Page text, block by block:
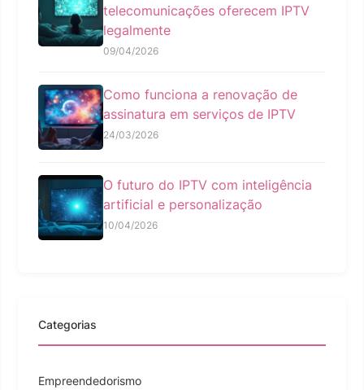
telecomunicações oferecem IPTV
legalmente
09/04/2026
Como funciona a renovação de
assinatura em serviços de IPTV
24/03/2026
O futuro do IPTV com inteligência
artificial e personalização
10/04/2026
Categorias
Empreendedorismo